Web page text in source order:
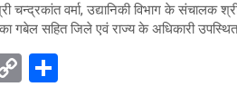
वर्मा, उद्यानिकी विभाग के संचालक
गबेल सहित जिले एवं राज्य के अधिकारी
C